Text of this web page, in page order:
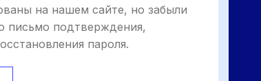
на нашем сайте, но забыли
письмо подтверждения,
пароля.